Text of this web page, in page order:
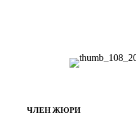
ЧЛЕН ЖЮРИ